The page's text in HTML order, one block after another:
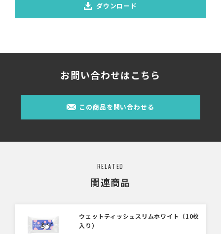
ダウンロード
お問い合わせはこちら
この商品を問い合わせる
RELATED
関連商品
ウェットティッシュスリムホワイト（10枚
入り）